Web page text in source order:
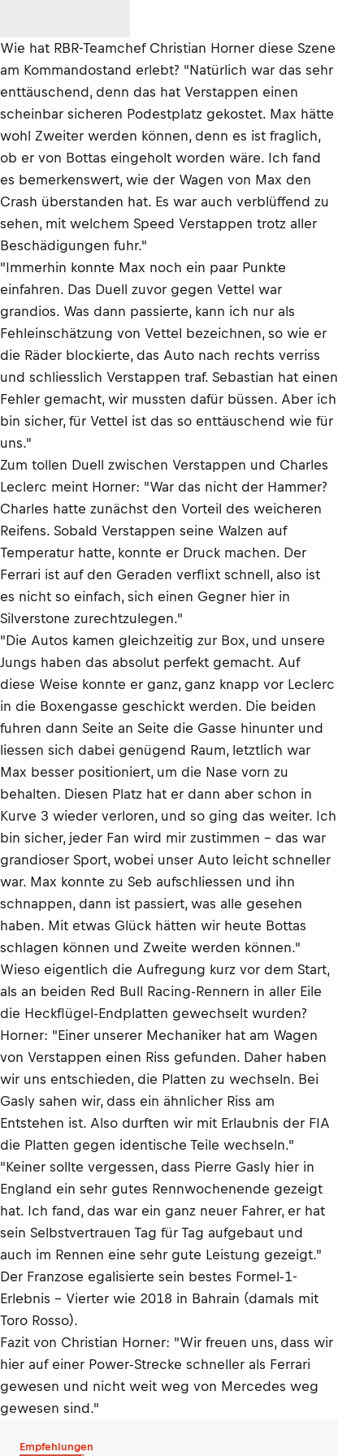
Wie hat RBR-Teamchef Christian Horner diese Szene
am Kommandostand erlebt? "Natürlich war das sehr
enttäuschend, denn das hat Verstappen einen
scheinbar sicheren Podestplatz gekostet. Max hätte
wohl Zweiter werden können, denn es ist fraglich,
ob er von Bottas eingeholt worden wäre. Ich fand
es bemerkenswert, wie der Wagen von Max den
Crash überstanden hat. Es war auch verblüffend zu
sehen, mit welchem Speed Verstappen trotz aller
Beschädigungen fuhr."
"Immerhin konnte Max noch ein paar Punkte
einfahren. Das Duell zuvor gegen Vettel war
grandios. Was dann passierte, kann ich nur als
Fehleinschätzung von Vettel bezeichnen, so wie er
die Räder blockierte, das Auto nach rechts verriss
und schliesslich Verstappen traf. Sebastian hat einen
Fehler gemacht, wir mussten dafür büssen. Aber ich
bin sicher, für Vettel ist das so enttäuschend wie für
uns."
Zum tollen Duell zwischen Verstappen und Charles
Leclerc meint Horner: "War das nicht der Hammer?
Charles hatte zunächst den Vorteil des weicheren
Reifens. Sobald Verstappen seine Walzen auf
Temperatur hatte, konnte er Druck machen. Der
Ferrari ist auf den Geraden verflixt schnell, also ist
es nicht so einfach, sich einen Gegner hier in
Silverstone zurechtzulegen."
"Die Autos kamen gleichzeitig zur Box, und unsere
Jungs haben das absolut perfekt gemacht. Auf
diese Weise konnte er ganz, ganz knapp vor Leclerc
in die Boxengasse geschickt werden. Die beiden
fuhren dann Seite an Seite die Gasse hinunter und
liessen sich dabei genügend Raum, letztlich war
Max besser positioniert, um die Nase vorn zu
behalten. Diesen Platz hat er dann aber schon in
Kurve 3 wieder verloren, und so ging das weiter. Ich
bin sicher, jeder Fan wird mir zustimmen – das war
grandioser Sport, wobei unser Auto leicht schneller
war. Max konnte zu Seb aufschliessen und ihn
schnappen, dann ist passiert, was alle gesehen
haben. Mit etwas Glück hätten wir heute Bottas
schlagen können und Zweite werden können."
Wieso eigentlich die Aufregung kurz vor dem Start,
als an beiden Red Bull Racing-Rennern in aller Eile
die Heckflügel-Endplatten gewechselt wurden?
Horner: "Einer unserer Mechaniker hat am Wagen
von Verstappen einen Riss gefunden. Daher haben
wir uns entschieden, die Platten zu wechseln. Bei
Gasly sahen wir, dass ein ähnlicher Riss am
Entstehen ist. Also durften wir mit Erlaubnis der FIA
die Platten gegen identische Teile wechseln."
"Keiner sollte vergessen, dass Pierre Gasly hier in
England ein sehr gutes Rennwochenende gezeigt
hat. Ich fand, das war ein ganz neuer Fahrer, er hat
sein Selbstvertrauen Tag für Tag aufgebaut und
auch im Rennen eine sehr gute Leistung gezeigt."
Der Franzose egalisierte sein bestes Formel-1-
Erlebnis – Vierter wie 2018 in Bahrain (damals mit
Toro Rosso).
Fazit von Christian Horner: "Wir freuen uns, dass wir
hier auf einer Power-Strecke schneller als Ferrari
gewesen und nicht weit weg von Mercedes weg
gewesen sind."
Empfehlungen